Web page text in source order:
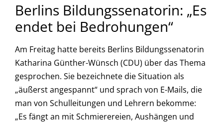
Berlins Bildungssenatorin: „Es
endet bei Bedrohungen“
Am Freitag hatte bereits Berlins Bildungssenatorin
Katharina Günther-Wünsch (CDU) über das Thema
gesprochen. Sie bezeichnete die Situation als
„äußerst angespannt“ und sprach von E-Mails, die
man von Schulleitungen und Lehrern bekomme:
„Es fängt an mit Schmierereien, Aushängen und